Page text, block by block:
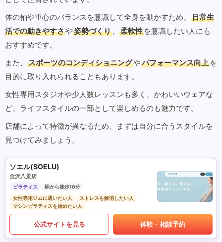
体の軸や重心のバランスを意識して全身を動かすため、
日常生
活での動きやすさや姿勢づくり 、 柔軟性 を意識したい人にも
おすすめです。
また、
スポーツのコンディショニングやパフォーマンス向上 を
目的に取り入れられることもあります。
女性専用スタジオや少人数レッスンも多く、かわいいウェアな
ど、ライフスタイルの一部として楽しめるのも魅力です。
店舗によって特徴が異なるため、まずは自分に合うスタイルを
見つけてみましょう。
ソエル(SOELU)
金沢八景店
ピラティス
駅から徒歩10分
女性専用ジムに通いたい人
ストレスを解消したい人
マシンピラティスを始めたい人
公式サイトを見る 体験・相談予約